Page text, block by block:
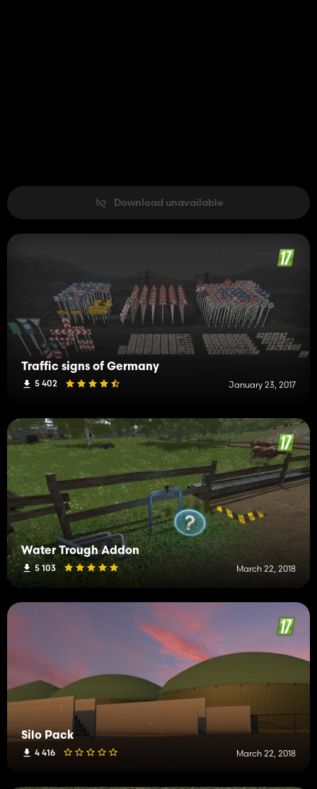
Download unavailable
Traffic signs of Germany
5 402 January 23, 2017
Water Trough Addon
5 103 March 22, 2018
Silo Pack
4 416 March 22, 2018